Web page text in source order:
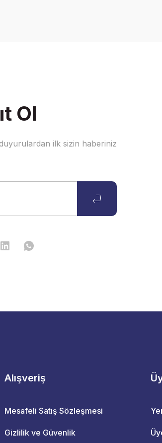
Ol
ilk sizin haberiniz
Alışveriş
Mesafeli Satış Sözleşmesi
Gizlilik ve Güvenlik